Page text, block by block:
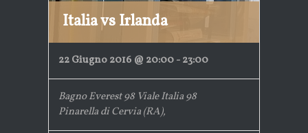
Italia vs Irlanda
22 Giugno 2016 @ 20:00-23:00
Bagno Everest 98 Viale Italia 98
Pinarella di Cervia (RA),